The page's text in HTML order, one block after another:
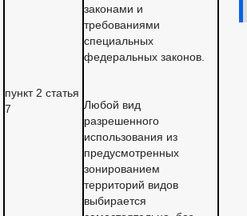
пункт 2 статья
7
законами и
требованиями
специальных
федеральных законов.
Любой вид
разрешенного
использования из
предусмотренных
зонированием
территорий видов
выбирается